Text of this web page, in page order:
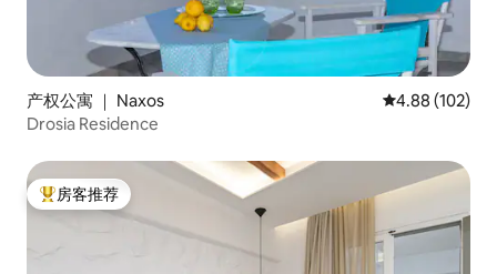
产权公寓 ｜ Naxos 平均评分 4.88
4.88 (102)
Drosia Residence
热门「房客推荐」
房客推荐